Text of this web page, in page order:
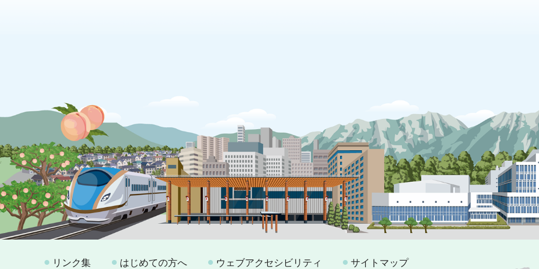
リンク集 はじめての方へ ウェブアクセシビリティ サイトマップ